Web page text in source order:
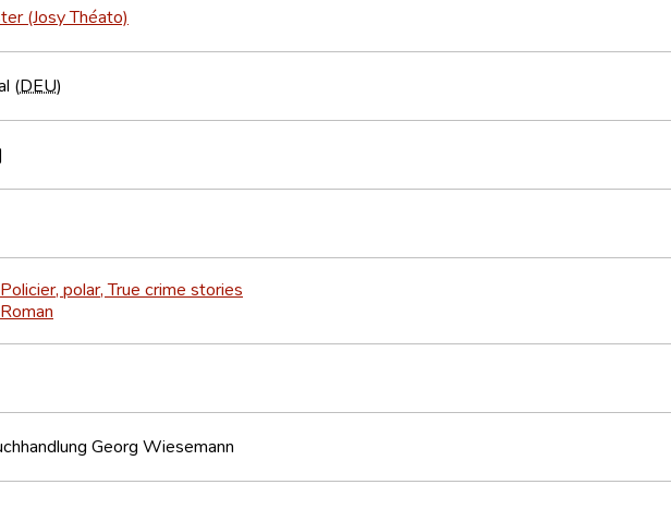
(Josy Théato)
(DEU)
Policier, polar, True crime stories
Roman
Georg Wiesemann